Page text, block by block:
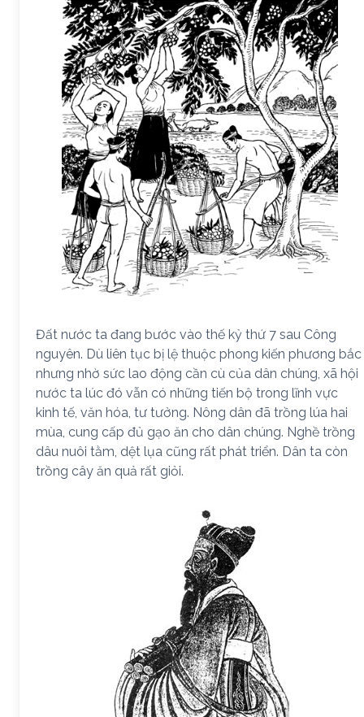
Đất nước ta đang bước vào thế kỷ thứ 7 sau Công
nguyên. Dù liên tục bị lệ thuộc phong kiến phương bắc
nhưng nhờ sức lao động cần cù của dân chúng, xã hội
nước ta lúc đó vẫn có những tiến bộ trong lĩnh vực
kinh tế, văn hóa, tư tưởng. Nông dân đã trồng lúa hai
mùa, cung cấp đủ gạo ăn cho dân chúng. Nghề trồng
dâu nuôi tằm, dệt lụa cũng rất phát triển. Dân ta còn
trồng cây ăn quả rất giỏi.